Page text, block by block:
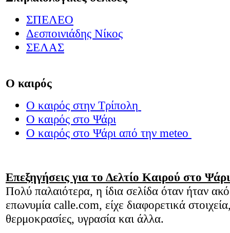
ΣΠΕΛΕΟ
Δεσποινιάδης Νίκος
ΣΕΛΑΣ
Ο καιρός
Ο καιρός στην Τρίπολη
Ο καιρός στο Ψάρι
Ο καιρός στο Ψάρι από την meteo
Επεξηγήσεις για το Δελτίο Καιρού στο
Πολύ παλαιότερα, η ίδια σελίδα όταν ήταν
επωνυμία calle.com, είχε διαφορετικά
θερμοκρασίες, υγρασία και άλλα.